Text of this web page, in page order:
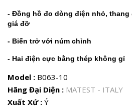
- Đồng hồ đo dòng điện nhỏ, thang
giá đỡ
- Biến trở với núm chỉnh
- Hai điện cực bằng thép không gỉ
Model : B063-10
Hãng Đại Diện : MATEST - ITALY
Xuất Xứ : Ý